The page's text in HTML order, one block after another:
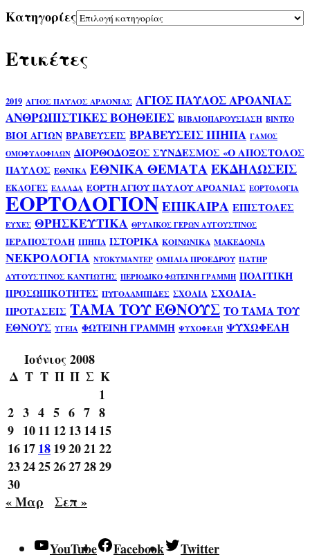
Kατηγορίες
Ετικέτες
2019 ΑΓΙΟΣ ΠΑΥΛΟΣ ΑΡΑΟΝΙΑΣ ΑΓΙΟΣ ΠΑΥΛΟΣ ΑΡΟΑΝΙΑΣ
ΑΝΘΡΩΠΙΣΤΙΚΕΣ ΒΟΗΘΕΙΕΣ ΒΙΒΛΙΟΠΑΡΟΥΣΙΑΣΗ ΒΙΝΤΕΟ
ΒΙΟΙ ΑΓΙΩΝ ΒΡΑΒΕΥΣΕΙΣ ΒΡΑΒΕΥΣΕΙΣ ΙΠΗΠΑ ΓΑΜΟΣ
ΟΜΟΦΥΛΟΦΙΛΩΝ ΔΙΟΡΘΟΔΟΞΟΣ ΣΥΝΔΕΣΜΟΣ «Ο ΑΠΟΣΤΟΛΟΣ
ΠΑΥΛΟΣ ΕΘΝΙΚΑ ΕΘΝΙΚΑ ΘΕΜΑΤΑΕΚΔΗΛΩΣΕΙΣ
ΕΚΛΟΓΕΣ ΕΛΛΑΔΑ ΕΟΡΤΗ ΑΓΙΟΥ ΠΑΥΛΟΥ ΑΡΟΑΝΙΑΣ ΕΟΡΤΟΛΟΓΙΑ
ΕΟΡΤΟΛΟΓΙΟΝΕΠΙΚΑΙΡΑ ΕΠΙΣΤΟΛΕΣ
ΕΥΧΕΣ ΘΡΗΣΚΕΥΤΙΚΑ ΘΡΥΛΙΚΟΣ ΓΕΡΩΝ ΑΥΓΟΥΣΤΙΝΟΣ
ΙΕΡΑΠΟΣΤΟΛΗ ΙΠΗΠΑ ΙΣΤΟΡΙΚΑ ΚΟΙΝΩΝΙΚΑ ΜΑΚΕΔΟΝΙΑ
ΝΕΚΡΟΛΟΓΙΑ ΝΤΟΚΥΜΑΝΤΕΡ ΟΜΙΛΙΑ ΠΡΟΕΔΡΟΥ ΠΑΤΗΡ
ΑΥΓΟΥΣΤΙΝΟΣ ΚΑΝΤΙΩΤΗΣ ΠΕΡΙΟΔΙΚΟ ΦΩΤΕΙΝΗ ΓΡΑΜΜΗ ΠΟΛΙΤΙΚΗ
ΠΡΟΣΩΠΙΚΟΤΗΤΕΣ ΠΥΓΟΛΑΜΠΙΔΕΣ ΣΧΟΛΙΑ ΣΧΟΛΙΑ-
ΠΡΟΤΑΣΕΙΣ ΤΑΜΑ ΤΟΥ ΕΘΝΟΥΣ ΤΟ ΤΑΜΑ ΤΟΥ
ΕΘΝΟΥΣ ΥΓΕΙΑ ΦΩΤΕΙΝΗ ΓΡΑΜΜΗ ΨΥΧΟΦΕΛΗ ΨΥΧΩΦΕΛΗ
Ιούνιος 2008
Δ Τ Τ Π Π Σ Κ
1
2 3 4 5 6 7 8
9 1011 12131415
16171819202122
23242526272829
30
« Μαρ
Σεπ »
YouTube Facebook Twitter